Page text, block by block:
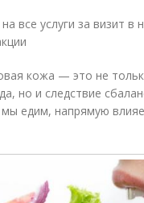
все услуги за визит в
кожа — это не
но и следствие
едим, напрямую